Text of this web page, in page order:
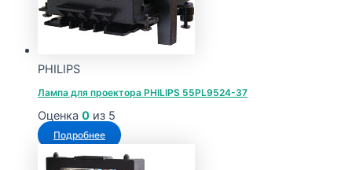
PHILIPS
Лампа для проектора PHILIPS 55PL9524-37
Оценка 0 из 5
Подробнее